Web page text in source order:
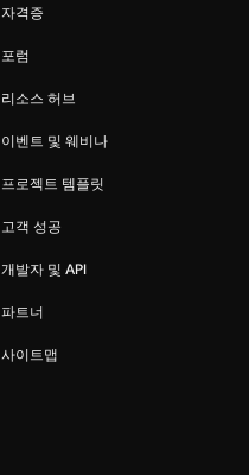
자격증
포럼
리소스 허브
이벤트 및 웨비나
프로젝트 템플릿
고객 성공
개발자 및 API
파트너
사이트맵